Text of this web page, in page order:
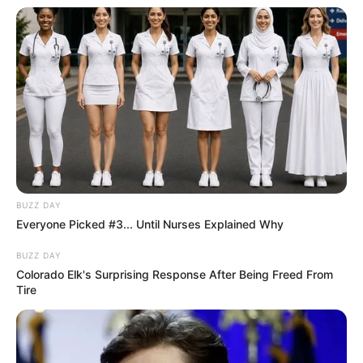
kormány külpolitikája sokszor éppen Oroszország
és Kína felé nyitott látványosan.
Ha most olyan információ kerülne elő, amely
szerint az Orbán-kormány valamilyen
titkosszolgálati, gazdasági, diplomáciai vagy
politikai együttműködésben valójában
kiszolgáltatta Magyarországot külföldi érdekeknek,
az megsemmisítő erejű lenne.
Mert ha évekig azt mondták, hogy ők védik a
magyar szuverenitást, de közben a háttérben olyan
megállapodások, adatmozgások, fedett
kapcsolatok vagy külső befolyási csatornák
BUZZ DAY
Everyone Picked #3... Until Nurses Explained Why
BUZZ DAY
Colorado Elk's Surprising Response After Being Freed From
Tire